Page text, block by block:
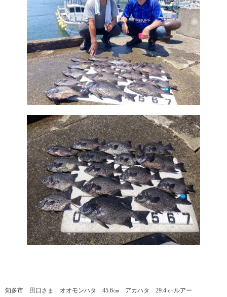
知多市 田口さま オオモンハタ 45.6㎝ アカハタ 29.4 ㎝ルアー